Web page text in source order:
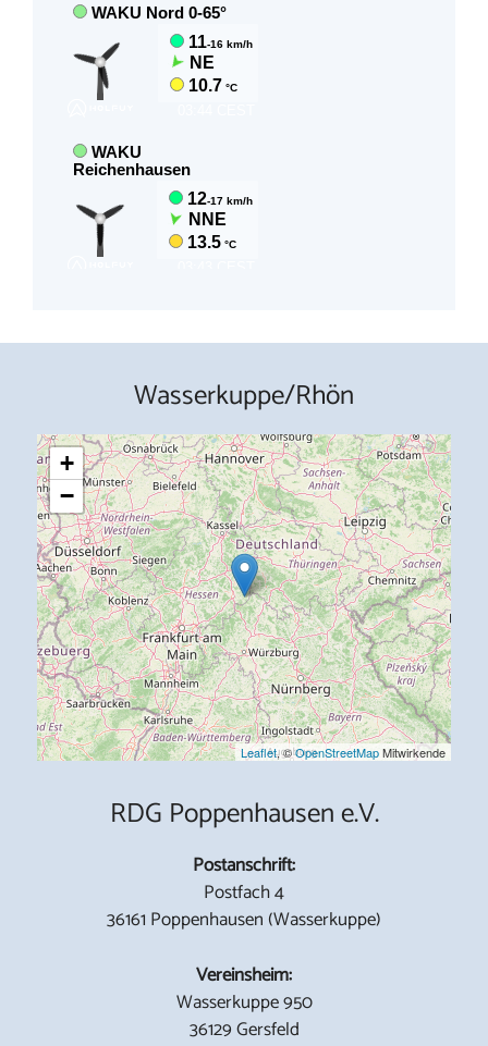
Wasserkuppe/Rhön
+
−
Leaflet, ©OpenStreetMapMitwirkende
RDG Poppenhausen e.V.
Postanschrift:
Postfach 4
36161 Poppenhausen (Wasserkuppe)
Vereinsheim:
Wasserkuppe 950
36129 Gersfeld